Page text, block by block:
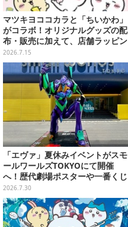
マツキヨココカラと「ちいかわ」
がコラボ！オリジナルグッズの配
布・販売に加えて、店舗ラッピン
グや”花火打ち上げ”まで盛り沢山
2026.7.15
「エヴァ」夏休みイベントがスモ
ールワールズTOKYOにて開催
へ！歴代劇場ポスターや一番くじ
商品の展示、オリジナルグッズ・
限定メニュー販売も
2026.7.30